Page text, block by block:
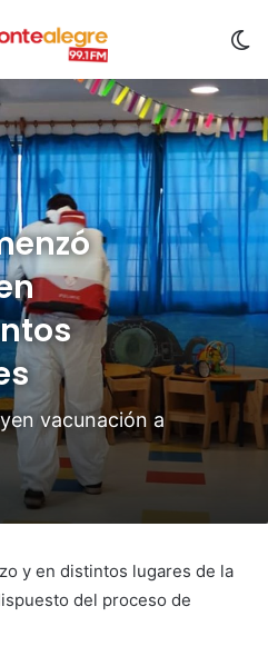
vacunación a
y en distintos lugares de la
del proceso de